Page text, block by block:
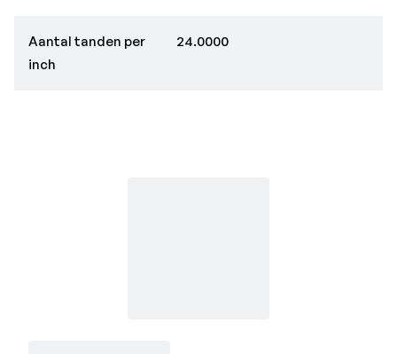
Aantal tanden per
inch
24.0000